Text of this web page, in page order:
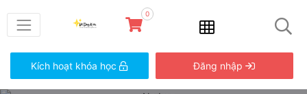
0
Kích hoạt khóa học Đăng nhập